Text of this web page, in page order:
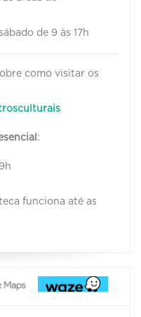
de 9 às 17h
como visitar os
:
funciona até as